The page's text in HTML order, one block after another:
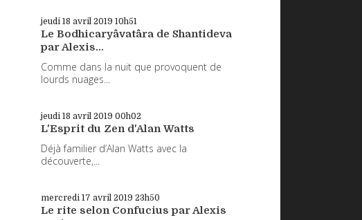
jeudi 18 avril 2019 10h51
Le Bodhicaryâvatâra de Shantideva
par Alexis...
Comme dans la nuit que provoquent de
lourds nuages...
jeudi 18 avril 2019 00h02
L'Esprit du Zen d'Alan Watts
Déjà familier d’Alan Watts avec la
découverte,...
mercredi 17 avril 2019 23h50
Le rite selon Confucius par Alexis